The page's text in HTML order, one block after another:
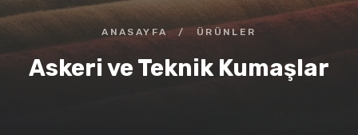
ANASAYFA / ÜRÜNLER
Askeri ve Teknik Kumaşlar